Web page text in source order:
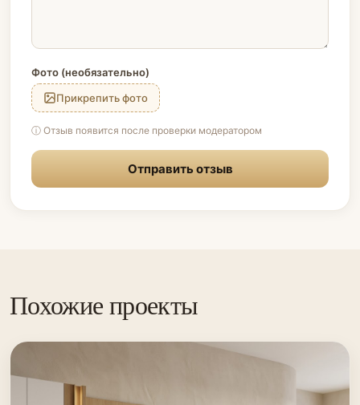
Фото (необязательно)
Прикрепить фото
ⓘ Отзыв появится после проверки модератором
Отправить отзыв
Похожие проекты